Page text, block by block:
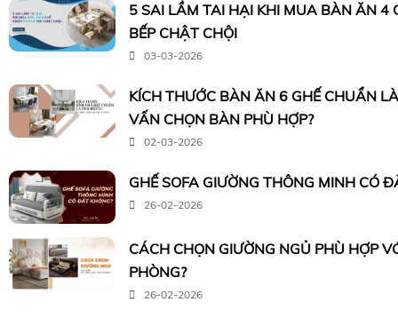
5 SAI LẦM TAI HẠI KHI MUA BÀN ĂN 4
BẾP CHẬT CHỘI
03-03-2026
KÍCH THƯỚC BÀN ĂN 6 GHẾ CHUẨN
VẤN CHỌN BÀN PHÙ HỢP?
02-03-2026
GHẾ SOFA GIƯỜNG THÔNG MINH CÓ
26-02-2026
CÁCH CHỌN GIƯỜNG NGỦ PHÙ HỢP
PHÒNG?
26-02-2026